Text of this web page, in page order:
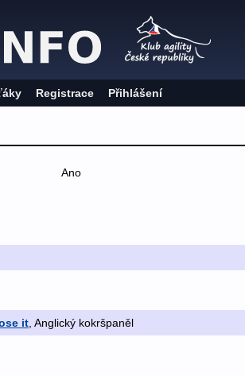
Registrace Přihlášení
Ano
it, Anglický kokršpaněl